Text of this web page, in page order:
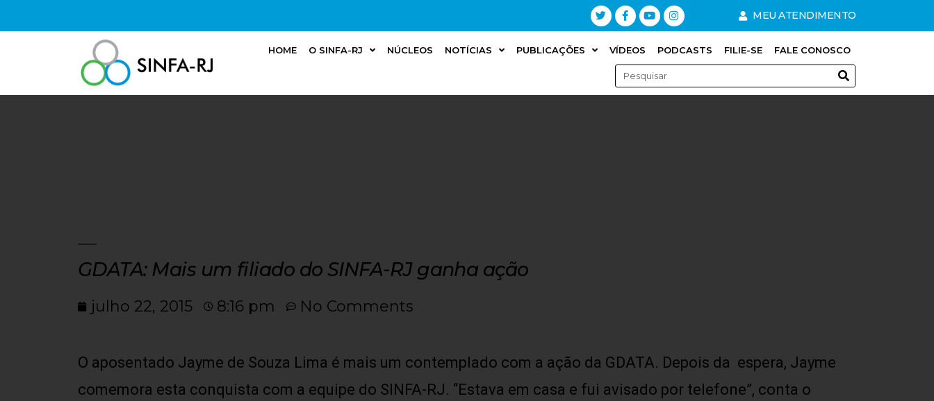
MEU ATENDIMENTO
HOME O SINFA-RJ NÚCLEOS NOTÍCIAS PUBLICAÇÕES VÍDEOS PODCASTS FILIE-SE FALE CONOSCO
GDATA: Mais um filiado do SINFA-RJ ganha ação
julho 22, 2015 8:16 pm No Comments
O aposentado Jayme de Souza Lima é mais um contemplado com a ação da GDATA. Depois da espera, Jayme
comemora esta conquista com a equipe do SINFA-RJ. “Estava em casa e fui avisado por telefone”, conta o